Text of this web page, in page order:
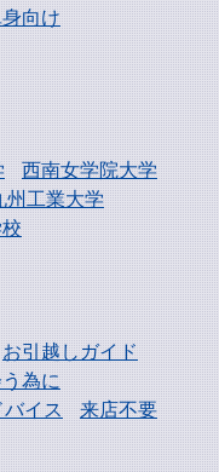
向け
西南女学院大学
州工業大学
お引越しガイド
為に
バイス
来店不要